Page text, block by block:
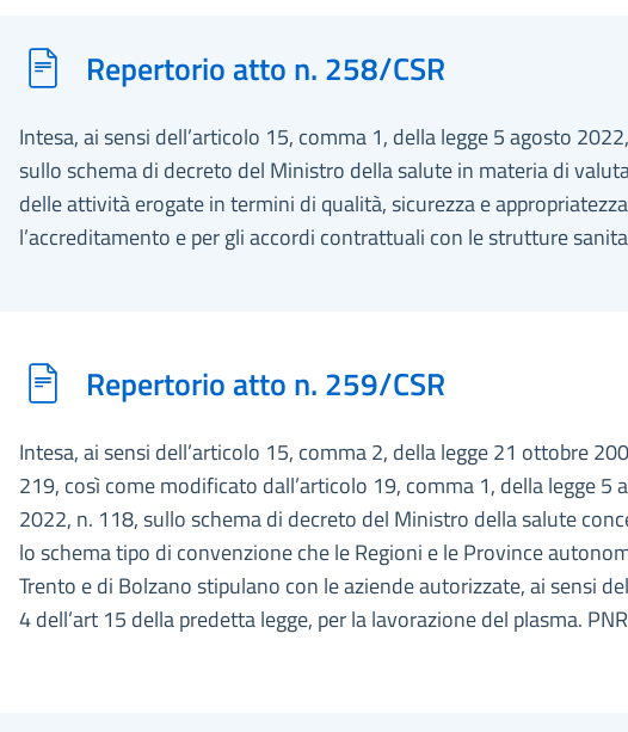
Repertorio atto n. 258/CSR
Intesa, ai sensi dell’articolo 15, comma 1, della legge 5 agosto
sullo schema di decreto del Ministro della salute in materia di
delle attività erogate in termini di qualità, sicurezza e
l’accreditamento e per gli accordi contrattuali con le strutture
Repertorio atto n. 259/CSR
Intesa, ai sensi dell’articolo 15, comma 2, della legge 21 ottobre
219, così come modificato dall’articolo 19, comma 1, della legge 5
2022, n. 118, sullo schema di decreto del Ministro della salute
lo schema tipo di convenzione che le Regioni e le Province
Trento e di Bolzano stipulano con le aziende autorizzate, ai sensi
4 dell’art 15 della predetta legge, per la lavorazione del plasma.